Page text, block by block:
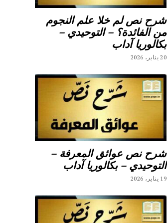
شرح نص لم خلا علم النجوم
من الفائدة؟ – التوحيدي –
بكالوريا آداب
20 يناير، 2026
شرح نص عوائق المعرفة –
التوحيدي – بكالوريا آداب
19 يناير، 2026